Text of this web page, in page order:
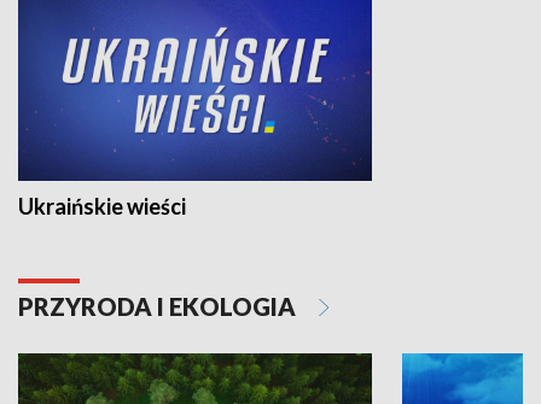
Ukraińskie wieści
PRZYRODA I EKOLOGIA